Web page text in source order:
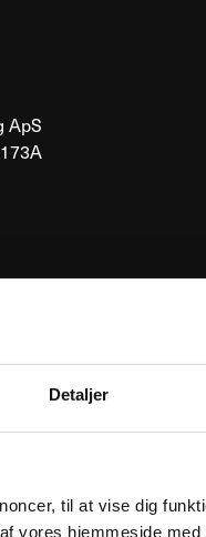
Detaljer
til at vise dig
vores hjemmeside
ApS